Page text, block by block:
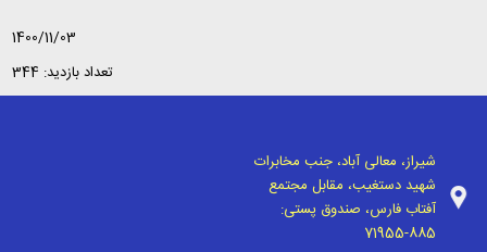
1400/11/03
تعداد بازدید: 344
شیراز، معالی آباد، جنب مخابرات
شهید دستغیب، مقابل مجتمع
آفتاب فارس، صندوق پستی:
71955-885